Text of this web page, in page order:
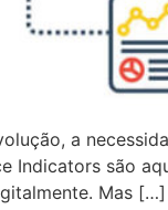
a
são
Mas […]